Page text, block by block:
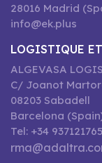
28016 Madrid
info@ek.plus
LOGISTIQUE
ALGEVASA
C/ Joanot
08203 Sabadell
Barcelona
Tel: +34 937121765